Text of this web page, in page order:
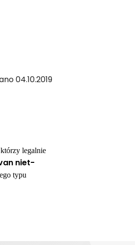
04.10.2019
legalnie
niet-
typu